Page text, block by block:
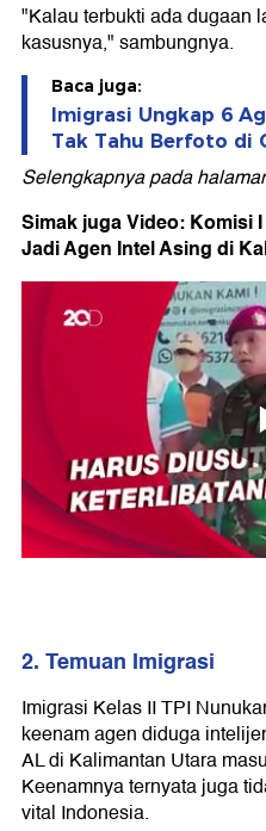
"Kalau terbukti ada dugaan
kasusnya," sambungnya.
Baca juga:
Imigrasi Ungkap 6
Tak Tahu Berfoto di
Selengkapnya pada
Simak juga Video: Komisi
Jadi Agen Intel Asing di
2. Temuan Imigrasi
Imigrasi Kelas II TPI
keenam agen diduga
AL di Kalimantan Utara
Keenamnya ternyata juga
vital Indonesia.